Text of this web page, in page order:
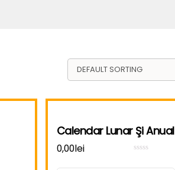
Calendar Lunar Şi Anual
0,00lei